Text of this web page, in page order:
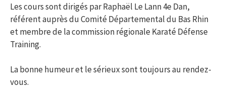
Les cours sont dirigés par Raphaël Le Lann 4e Dan,
référent auprès du Comité Départemental du Bas Rhin
et membre de la commission régionale Karaté Défense
Training.
La bonne humeur et le sérieux sont toujours au rendez-
vous.